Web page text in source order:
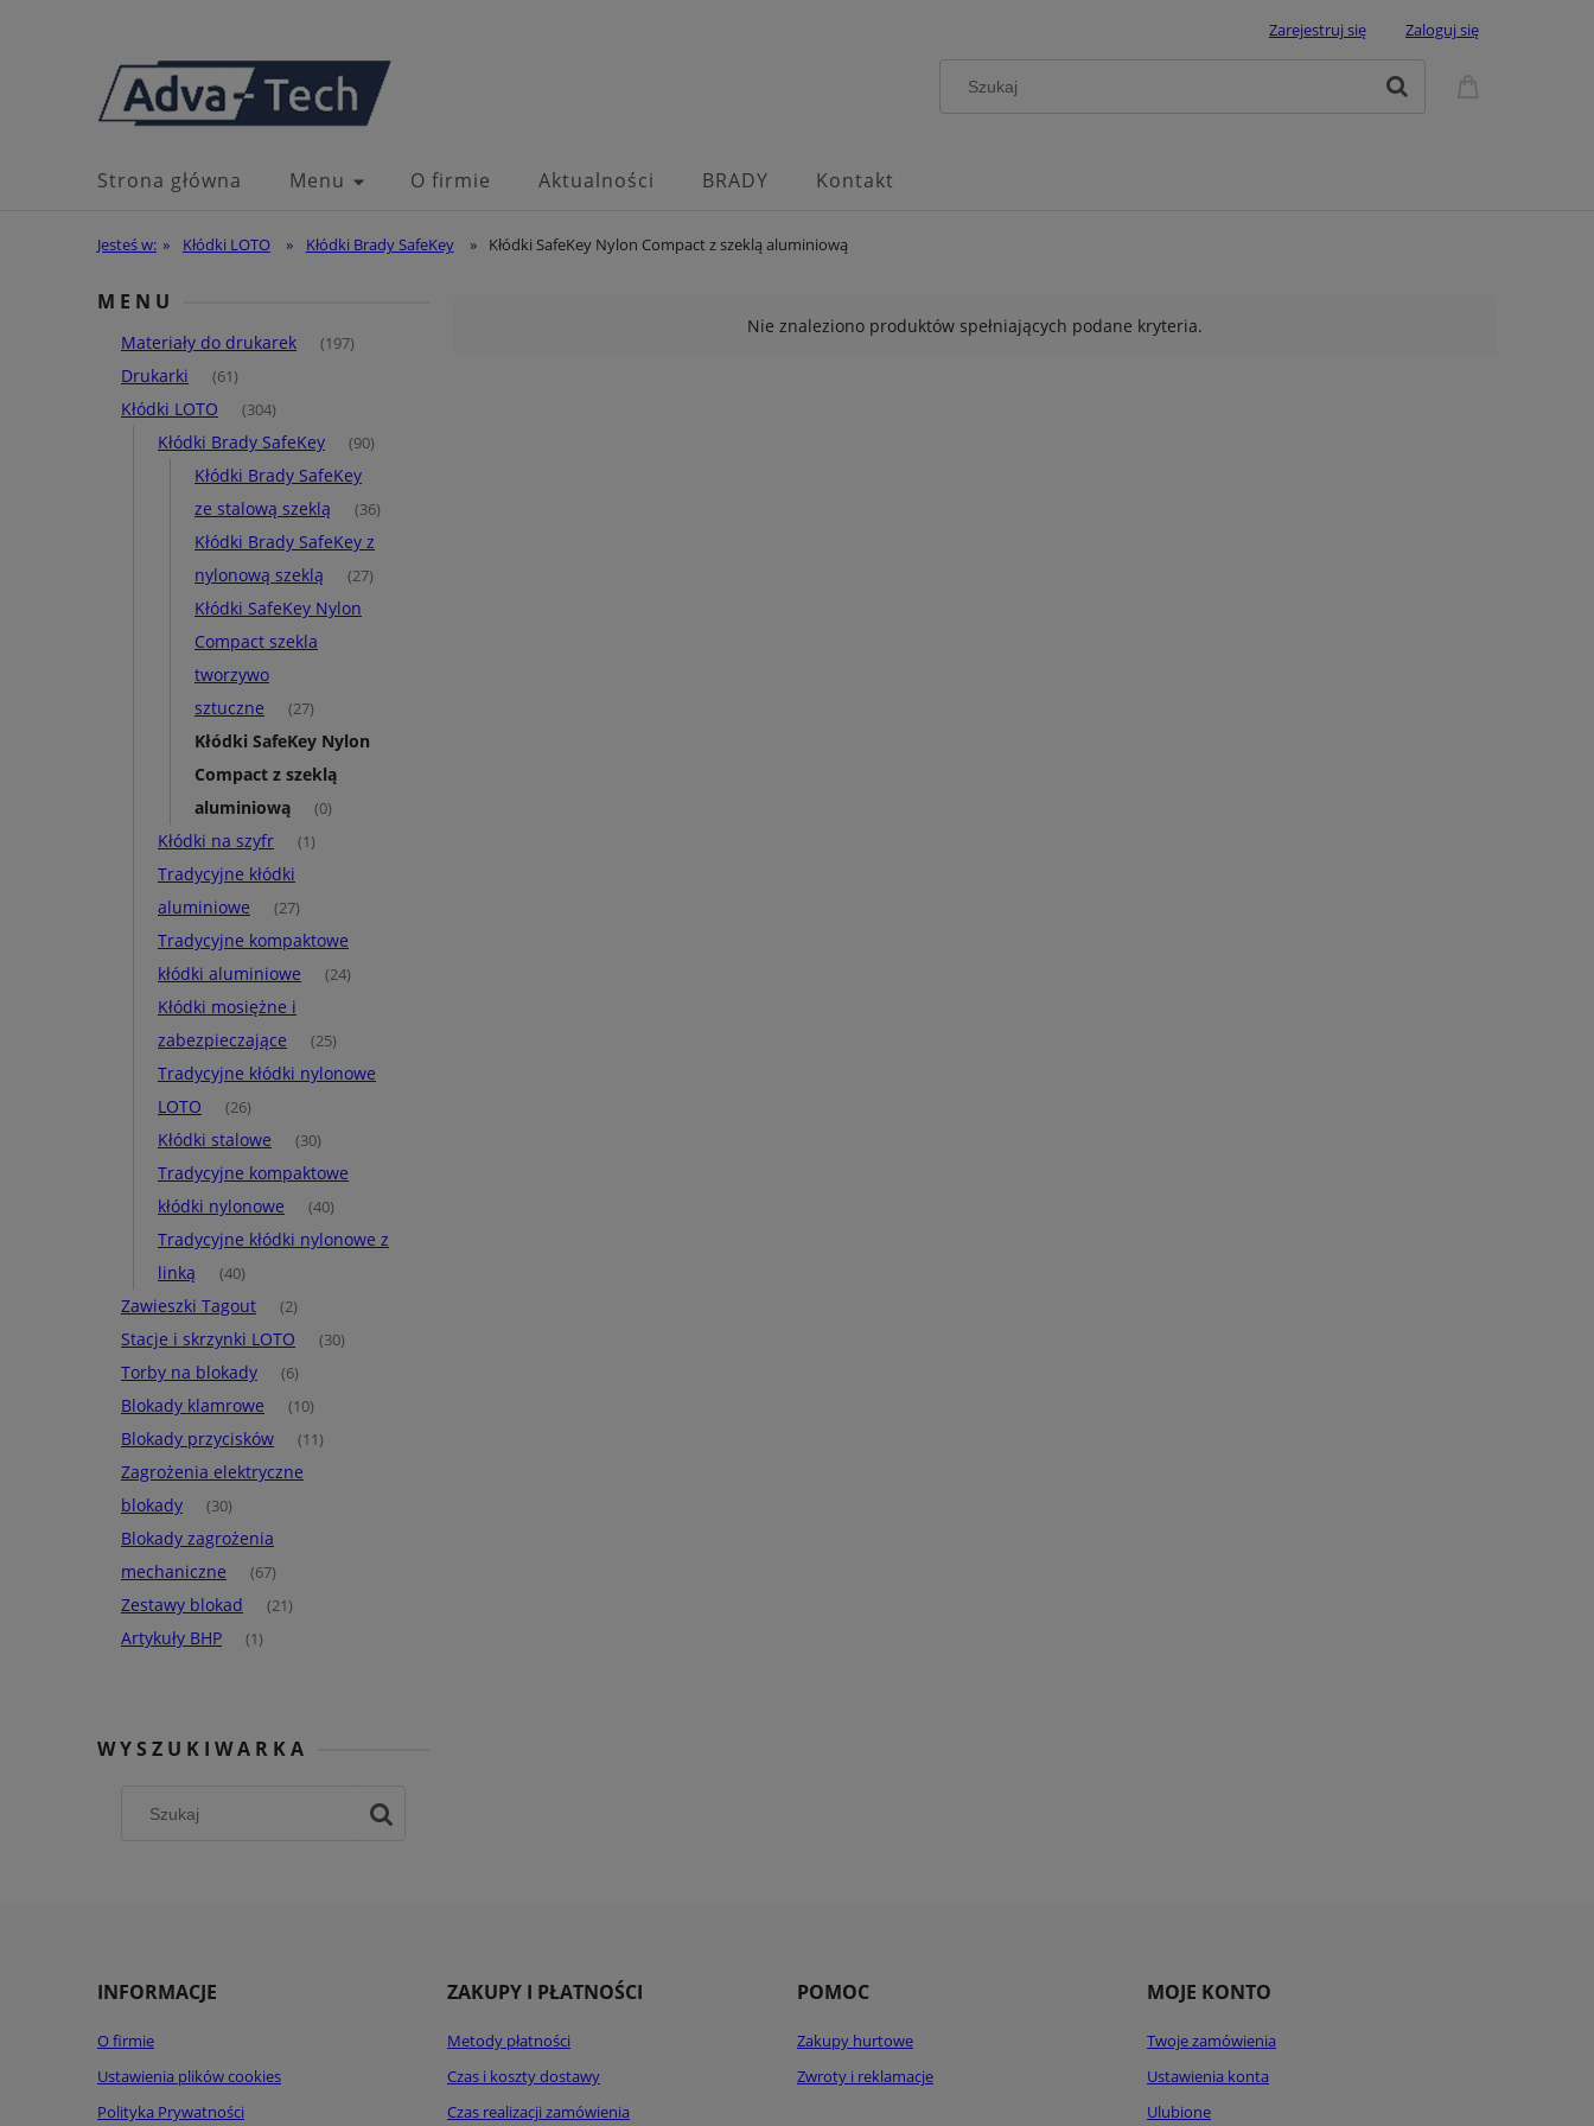
Zarejestruj się Zaloguj się
Strona główna Menu O firmie Aktualności BRADY Kontakt
Jesteś w: » Kłódki LOTO » Kłódki Brady SafeKey » Kłódki SafeKey Nylon Compact z szeklą aluminiową
MENU
Materiały do drukarek (197)
Drukarki (61)
Kłódki LOTO (304)
Kłódki Brady SafeKey (90)
Kłódki Brady SafeKey
ze stalową szeklą
(36)
Kłódki Brady SafeKey z
nylonową szeklą
(27)
Kłódki SafeKey Nylon
Compact szekla
tworzywo
sztuczne
(27)
Kłódki SafeKey Nylon
Compact z szeklą
aluminiową
(0)
Kłódki na szyfr (1)
Tradycyjne kłódki
aluminiowe
(27)
Tradycyjne kompaktowe
kłódki aluminiowe
(24)
Kłódki mosiężne i
zabezpieczające
(25)
Tradycyjne kłódki nylonowe
LOTO
(26)
Kłódki stalowe (30)
Tradycyjne kompaktowe
kłódki nylonowe
(40)
Tradycyjne kłódki nylonowe z
linką
(40)
Zawieszki Tagout (2)
Stacje i skrzynki LOTO (30)
Torby na blokady (6)
Blokady klamrowe (10)
Blokady przycisków (11)
Zagrożenia elektryczne
blokady
(30)
Blokady zagrożenia
mechaniczne
(67)
Zestawy blokad (21)
Artykuły BHP (1)
WYSZUKIWARKA
Nie znaleziono produktów spełniających podane kryteria.
INFORMACJE
O firmie
Ustawienia plików cookies
Polityka Prywatności
ZAKUPY I PŁATNOŚCI
Metody płatności
Czas i koszty dostawy
Czas realizacji zamówienia
POMOC
Zakupy hurtowe
Zwroty i reklamacje
MOJE KONTO
Twoje zamówienia
Ustawienia konta
Ulubione